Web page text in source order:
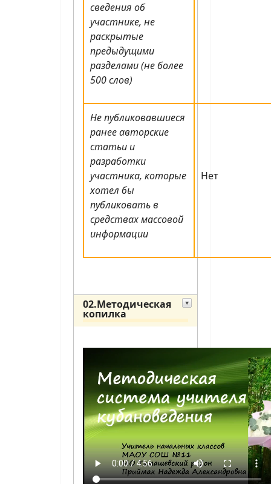
сведения об
участнике, не
раскрытые
предыдущими
разделами (не более
500 слов)
Не публиковавшиеся
ранее авторские
статьи и
разработки
участника, которые
хотел бы
публиковать в
средствах массовой
информации
Нет
02.Методическая
копилка